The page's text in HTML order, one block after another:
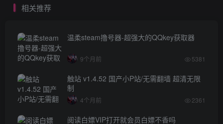
相关推荐
温柔steam撸号器-超强大的QQkey获取器
9个月前 5381
触站 v1.4.52 国产小P站/无需翻墙 超清无限
制
4个月前 2361
阅读白嫖VIP打开就会员白嫖不香吗